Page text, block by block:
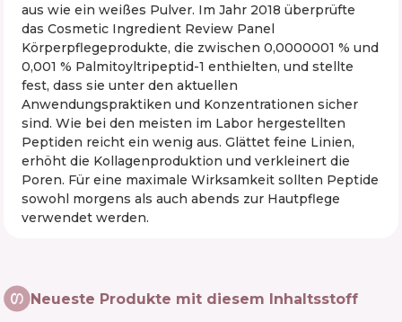
aus wie ein weißes Pulver. Im Jahr 2018 überprüfte
das Cosmetic Ingredient Review Panel
Körperpflegeprodukte, die zwischen 0,0000001 % und
0,001 % Palmitoyltripeptid-1 enthielten, und stellte
fest, dass sie unter den aktuellen
Anwendungspraktiken und Konzentrationen sicher
sind. Wie bei den meisten im Labor hergestellten
Peptiden reicht ein wenig aus. Glättet feine Linien,
erhöht die Kollagenproduktion und verkleinert die
Poren. Für eine maximale Wirksamkeit sollten Peptide
sowohl morgens als auch abends zur Hautpflege
verwendet werden.
Neueste Produkte mit diesem Inhaltsstoff